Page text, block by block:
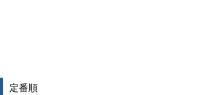
定番順